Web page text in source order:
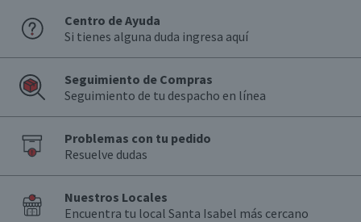
Centro de Ayuda
Si tienes alguna duda ingresa aquí
Seguimiento de Compras
Seguimiento de tu despacho en línea
Problemas con tu pedido
Resuelve dudas
Nuestros Locales
Encuentra tu local Santa Isabel más cercano